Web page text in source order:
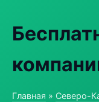
Главная » Северо-